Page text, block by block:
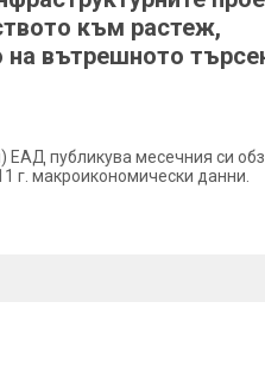
към растеж,
на вътрешното
ЕАД публикува месечния си
г. макроикономически данни.